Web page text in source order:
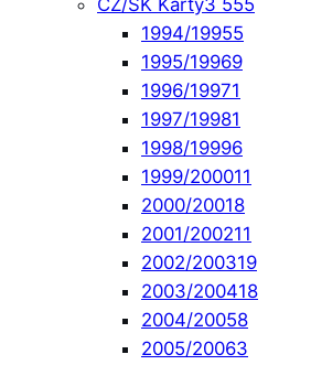
CZ/SK Karty3 555
1994/19955
1995/19969
1996/19971
1997/19981
1998/19996
1999/200011
2000/20018
2001/200211
2002/200319
2003/200418
2004/20058
2005/20063